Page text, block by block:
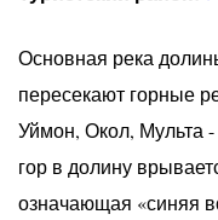
Основная река
пересекают горные
Уймон, Окол, Мульта
гор в долину
означающая «синяя